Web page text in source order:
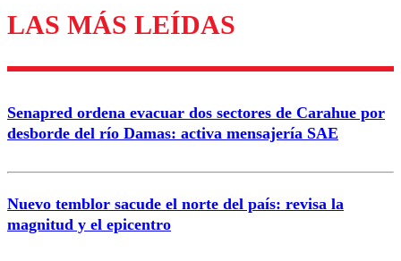
Enviar comentario
LAS MÁS LEÍDAS
Senapred ordena evacuar dos sectores de Carahue por
desborde del río Damas: activa mensajería SAE
Nuevo temblor sacude el norte del país: revisa la
magnitud y el epicentro